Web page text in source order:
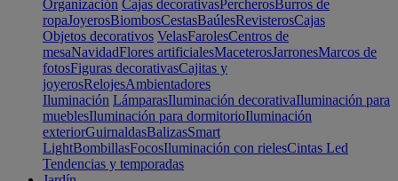
Organización Cajas decorativasPercherosBurros de
ropaJoyerosBiombosCestasBaúlesRevisterosCajas
Objetos decorativos VelasFarolesCentros de
mesaNavidadFlores artificialesMaceterosJarronesMarcos de
fotosFiguras decorativasCajitas y
joyerosRelojesAmbientadores
Iluminación LámparasIluminación decorativaIluminación para
mueblesIluminación para dormitorioIluminación
exteriorGuirnaldasBalizasSmart
LightBombillasFocosIluminación con rielesCintas Led
Tendencias y temporadas